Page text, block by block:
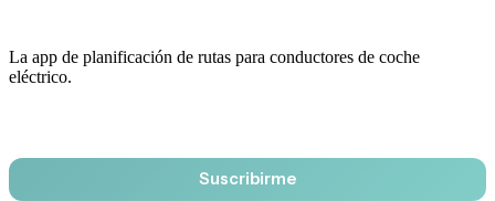
La app de planificación de rutas para conductores de coche
eléctrico.
Suscribirme